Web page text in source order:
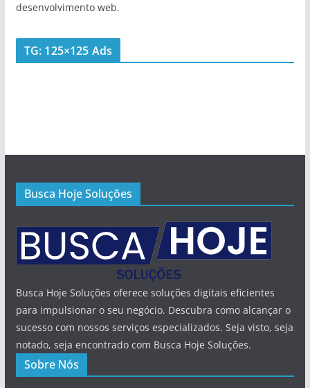
desenvolvimento web.
TG: 125×125 Ads
Busca Hoje Soluções
Busca Hoje Soluções oferece soluções digitais eficientes
para impulsionar o seu negócio. Descubra como alcançar o
sucesso com nossos serviços especializados. Seja visto, seja
notado, seja encontrado com Busca Hoje Soluções.
Sobre Nós